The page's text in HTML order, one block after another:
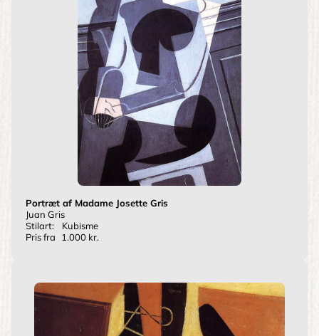
Portræt af Madame Josette Gris
Juan Gris
Stilart:
Kubisme
Pris fra
1.000 kr.